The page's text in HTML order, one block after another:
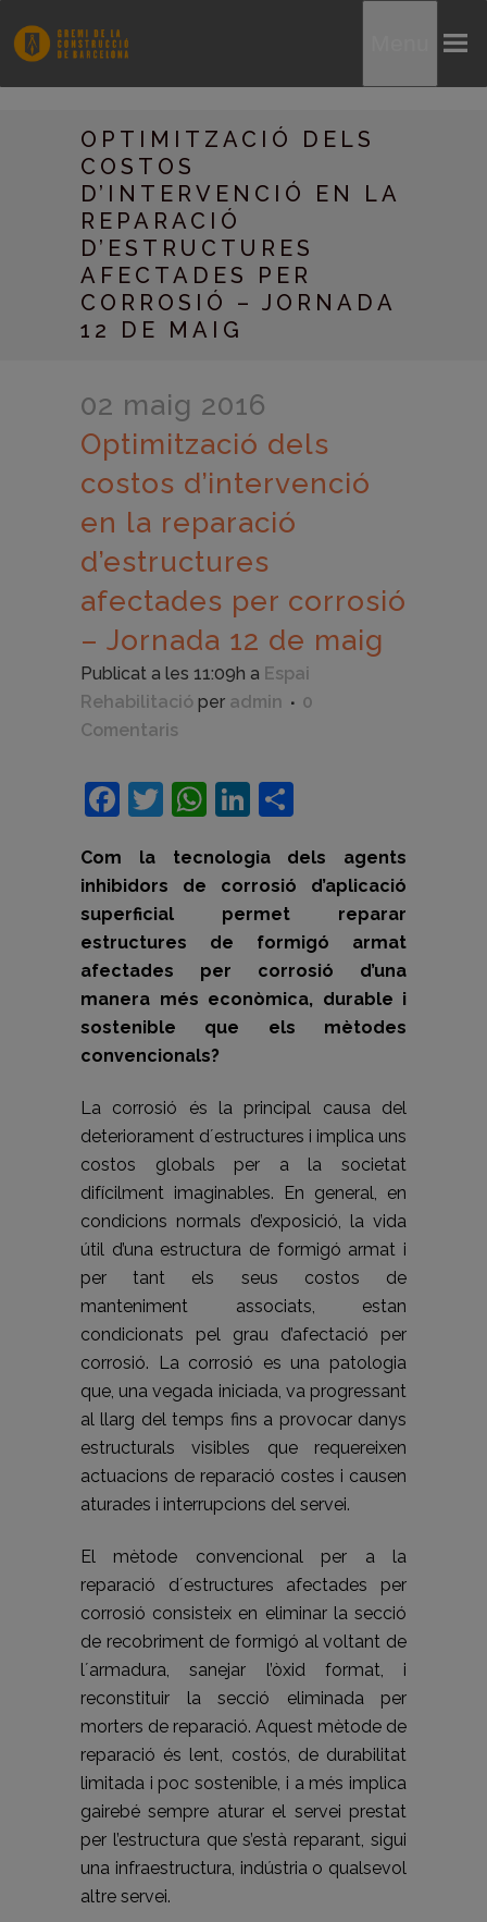
OPTIMITZACIÓ DELS
COSTOS
D’INTERVENCIÓ EN LA
REPARACIÓ
D’ESTRUCTURES
AFECTADES PER
CORROSIÓ – JORNADA
12 DE MAIG
02 maig 2016
Optimització dels
costos d’intervenció
en la reparació
d’estructures
afectades per corrosió
– Jornada 12 de maig
Publicat a les 11:09h a Espai
Rehabilitació per admin
0
Comentaris
Facebook
Twitter
WhatsApp
LinkedIn
Com la tecnologia dels agents
inhibidors de corrosió d’aplicació
superficial permet reparar
estructures de formigó armat
afectades per corrosió d’una
manera més econòmica, durable i
sostenible que els mètodes
convencionals?
La corrosió és la principal causa del
deteriorament d´estructures i implica uns
costos globals per a la societat
difícilment imaginables. En general, en
condicions normals d’exposició, la vida
útil d’una estructura de formigó armat i
per tant els seus costos de
manteniment associats, estan
condicionats pel grau d’afectació per
corrosió. La corrosió es una patologia
que, una vegada iniciada, va progressant
al llarg del temps fins a provocar danys
estructurals visibles que requereixen
actuacions de reparació costes i causen
aturades i interrupcions del servei.
El mètode convencional per a la
reparació d´estructures afectades per
corrosió consisteix en eliminar la secció
de recobriment de formigó al voltant de
l´armadura, sanejar l’òxid format, i
reconstituir la secció eliminada per
morters de reparació. Aquest mètode de
reparació és lent, costós, de durabilitat
limitada i poc sostenible, i a més implica
gairebé sempre aturar el servei prestat
per l’estructura que s’està reparant, sigui
una infraestructura, indústria o qualsevol
altre servei.